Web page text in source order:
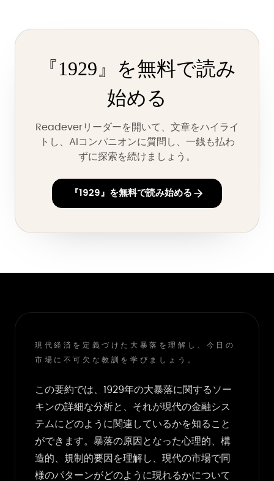
『1929』を無料で読み
始める
Readeverリーダーを開いて、文章をハイライ
トし、AIコンパニオンに質問し、一銭も払わ
ずに探索を続けましょう。
『1929』を無料で読み始める
現代経済を定義づけた大暴落を理解し、今日の
市場に不可欠な教訓を学びましょう。
この要約では、1929年の大暴落に関するソー
キンの詳細な分析と、それが現代の金融シス
テムにどのように関連しているかを知ること
ができます。暴落の原因となった心理的、構
造的、規制的要因を理解し、現代の市場で同
様のパターンがどのように現れるかについて